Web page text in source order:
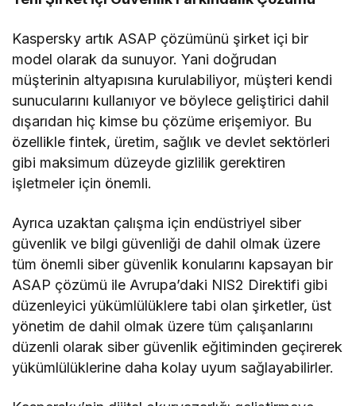
Kaspersky artık ASAP çözümünü şirket içi bir
model olarak da sunuyor. Yani doğrudan
müşterinin altyapısına kurulabiliyor, müşteri kendi
sunucularını kullanıyor ve böylece geliştirici dahil
dışarıdan hiç kimse bu çözüme erişemiyor. Bu
özellikle fintek, üretim, sağlık ve devlet sektörleri
gibi maksimum düzeyde gizlilik gerektiren
işletmeler için önemli.
Ayrıca uzaktan çalışma için endüstriyel siber
güvenlik ve bilgi güvenliği de dahil olmak üzere
tüm önemli siber güvenlik konularını kapsayan bir
ASAP çözümü ile Avrupa’daki NIS2 Direktifi gibi
düzenleyici yükümlülüklere tabi olan şirketler, üst
yönetim de dahil olmak üzere tüm çalışanlarını
düzenli olarak siber güvenlik eğitiminden geçirerek
yükümlülüklerine daha kolay uyum sağlayabilirler.